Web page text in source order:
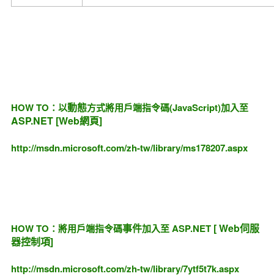
HOW TO：以動態方式將用戶端指令碼(JavaScript)加入至
ASP.NET [Web網頁]
http://msdn.microsoft.com/zh-tw/library/ms178207.aspx
HOW TO：將用戶端指令碼事件加入至 ASP.NET [ Web伺服
器控制項]
http://msdn.microsoft.com/zh-tw/library/7ytf5t7k.aspx